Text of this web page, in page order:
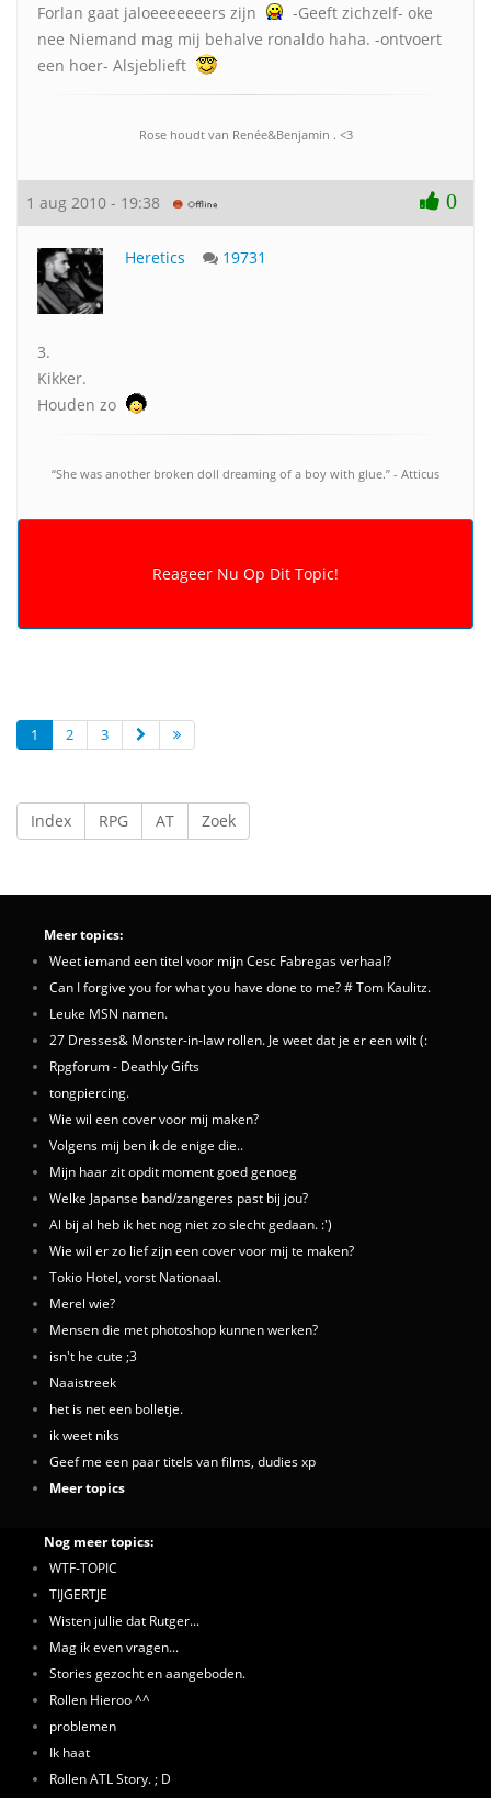
Forlan gaat jaloeeeeeeers zijn
-Geeft zichzelf- oke
nee Niemand mag mij behalve ronaldo haha. -ontvoert
een hoer- Alsjeblieft
Rose houdt van Renée&Benjamin . <3
1 aug 2010 - 19:38 0
Heretics 19731
3.
Kikker.
Houden zo
“She was another broken doll dreaming of a boy with glue.” - Atticus
1 2 3
Index RPG AT Zoek
Meer topics:
Weet iemand een titel voor mijn Cesc Fabregas verhaal?
Can I forgive you for what you have done to me? # Tom Kaulitz.
Leuke MSN namen.
27 Dresses& Monster-in-law rollen. Je weet dat je er een wilt (:
Rpgforum - Deathly Gifts
tongpiercing.
Wie wil een cover voor mij maken?
Volgens mij ben ik de enige die..
Mijn haar zit opdit moment goed genoeg
Welke Japanse band/zangeres past bij jou?
Al bij al heb ik het nog niet zo slecht gedaan. :')
Wie wil er zo lief zijn een cover voor mij te maken?
Tokio Hotel, vorst Nationaal.
Merel wie?
Mensen die met photoshop kunnen werken?
isn't he cute ;3
Naaistreek
het is net een bolletje.
ik weet niks
Geef me een paar titels van films, dudies xp
Meer topics
Nog meer topics:
WTF-TOPIC
TIJGERTJE
Wisten jullie dat Rutger...
Mag ik even vragen...
Stories gezocht en aangeboden.
Rollen Hieroo ^^
problemen
Ik haat
Rollen ATL Story. ; D